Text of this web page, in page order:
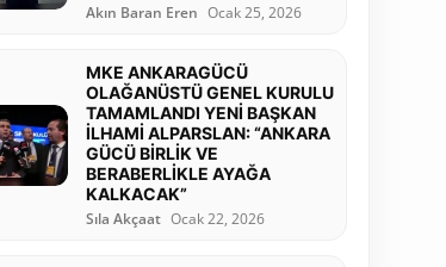
Akın Baran Eren Ocak 25, 2026
MKE ANKARAGÜCÜ
OLAĞANÜSTÜ GENEL KURULU
TAMAMLANDI YENİ BAŞKAN
İLHAMİ ALPARSLAN: “ANKARA
GÜCÜ BİRLİK VE
BERABERLİKLE AYAĞA
KALKACAK”
Sıla Akçaat Ocak 22, 2026